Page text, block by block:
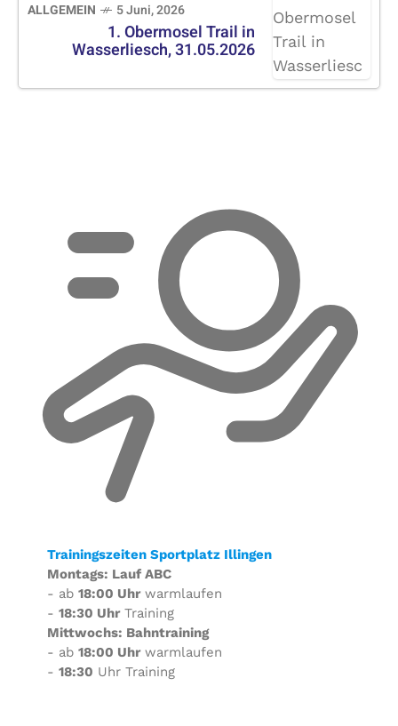
ALLGEMEIN 5 Juni, 2026
1. Obermosel Trail in
Wasserliesch, 31.05.2026
Trainingszeiten Sportplatz Illingen
Montags: Lauf ABC
- ab 18:00 Uhrwarmlaufen
- 18:30 UhrTraining
Mittwochs: Bahntraining
- ab 18:00 Uhrwarmlaufen
- 18:30 Uhr Training